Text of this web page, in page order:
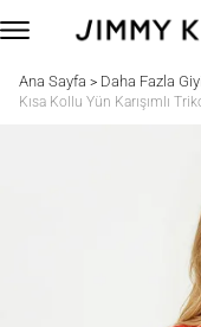
Ana Sayfa > Daha Fazla
Kısa Kollu Yün Karışımlı